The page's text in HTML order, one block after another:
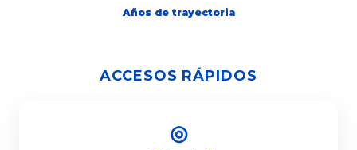
Años de trayectoria
ACCESOS RÁPIDOS
◎